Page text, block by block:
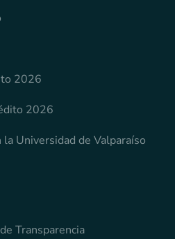
2026
2026
la Universidad de Valparaíso
Transparencia